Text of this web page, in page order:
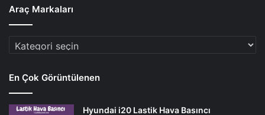
Araç Markaları
Araç
Markaları
En Çok Görüntülenen
Hyundai i20 Lastik Hava Basıncı